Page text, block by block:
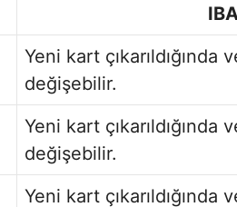
Yeni kart
değişebilir.
Yeni kart
değişebilir.
Yeni kart